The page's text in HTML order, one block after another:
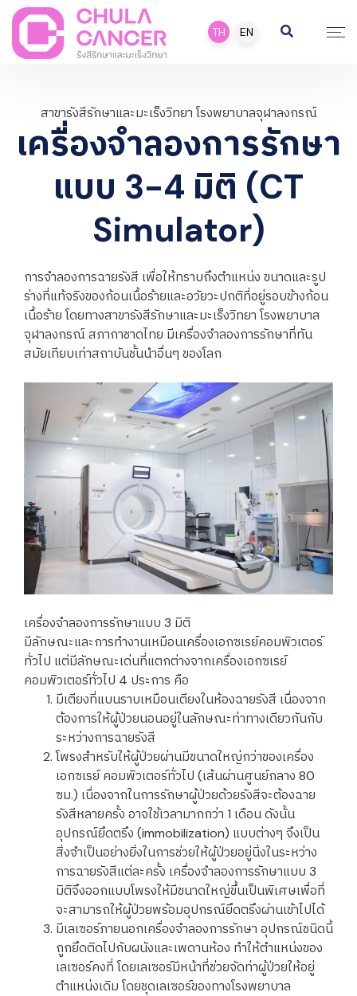
TH EN
สาขารังสีรักษาและมะเร็งวิทยา โรงพยาบาลจุฬาลงกรณ์
เครื่องจำลองการรักษา
แบบ 3-4 มิติ (CT
Simulator)
การจำลองการฉายรังสี เพื่อให้ทราบถึงตำแหน่ง ขนาดและรูป
ร่างที่แท้จริงของก้อนเนื้อร้ายและอวัยวะปกติที่อยู่รอบข้างก้อน
เนื้อร้าย โดยทางสาขารังสีรักษาและมะเร็งวิทยา โรงพยาบาล
จุฬาลงกรณ์ สภากาชาดไทย มีเครื่องจำลองการรักษาที่ทัน
สมัยเทียบเท่าสถาบันชั้นนำอื่นๆ ของโลก
เครื่องจำลองการรักษาแบบ 3 มิติ
มีลักษณะและการทำงานเหมือนเครื่องเอกซเรย์คอมพิวเตอร์
ทั่วไป แต่มีลักษณะเด่นที่แตกต่างจากเครื่องเอกซเรย์
คอมพิวเตอร์ทั่วไป 4 ประการ คือ
มีเตียงที่แบนราบเหมือนเตียงในห้องฉายรังสี เนื่องจาก
ต้องการให้ผู้ป่วยนอนอยู่ในลักษณะท่าทางเดียวกันกับ
ระหว่างการฉายรังสี
โพรงสำหรับให้ผู้ป่วยผ่านมีขนาดใหญ่กว่าของเครื่อง
เอกซเรย์ คอมพิวเตอร์ทั่วไป (เส้นผ่านศูนย์กลาง 80
ซม.) เนื่องจากในการรักษาผู้ป่วยด้วยรังสีจะต้องฉาย
รังสีหลายครั้ง อาจใช้เวลามากกว่า 1 เดือน ดังนั้น
อุปกรณ์ยึดตรึง (immobilization) แบบต่างๆ จึงเป็น
สิ่งจำเป็นอย่างยิ่งในการช่วยให้ผู้ป่วยอยู่นิ่งในระหว่าง
การฉายรังสีแต่ละครั้ง เครื่องจำลองการรักษาแบบ 3
มิติจึงออกแบบโพรงให้มีขนาดใหญ่ขึ้นเป็นพิเศษเพื่อที่
จะสามารถให้ผู้ป่วยพร้อมอุปกรณ์ยึดตรึงผ่านเข้าไปได้
มีเลเซอร์ภายนอกเครื่องจำลองการรักษา อุปกรณ์ชนิดนี้
ถูกยึดติดไปกับผนังและเพดานห้อง ทำให้ตำแหน่งของ
เลเซอร์คงที่ โดยเลเซอร์มีหน้าที่ช่วยจัดท่าผู้ป่วยให้อยู่
ตำแหน่งเดิม โดยชุดเลเซอร์ของทางโรงพยาบาล